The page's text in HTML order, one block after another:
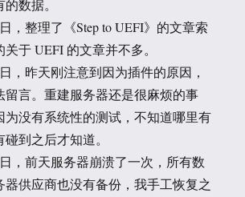
数据。
，整理了《Step to UEFI》的文章索
于 UEFI 的文章并不多。
，昨天刚注意到因为插件的原因，
留言。重建服务器还是很麻烦的事
为没有系统性的测试，不知道哪里有
到之后才知道。
，前天服务器崩溃了一次，所有数
器供应商也没有备份，我手工恢复之